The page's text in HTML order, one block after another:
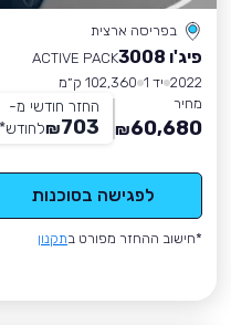
בפריסה ארצית
פיג'ו 3008
ACTIVE PACK
2022 יד 1
102,360 ק״מ
מחיר
60,680
₪
החזר חודשי מ-
703
₪לחודש*
לפגישה בסוכנות
*חישוב ההחזר מפורט בתקנון